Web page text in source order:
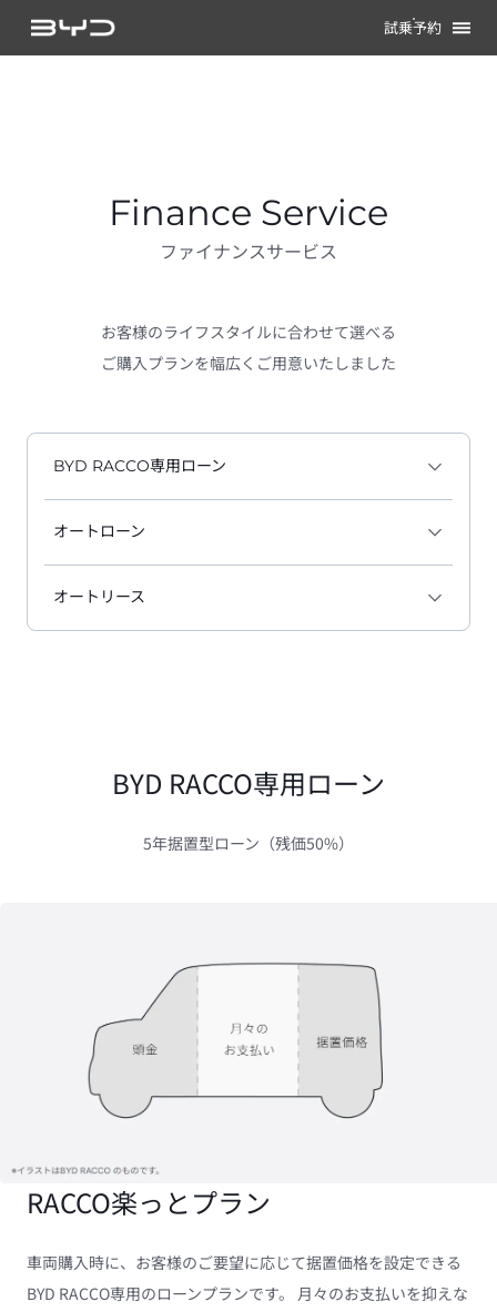
試乗予約
Finance Service
ファイナンスサービス
お客様のライフスタイルに合わせて選べる
ご購入プランを幅広くご用意いたしました
BYD RACCO専用ローン
オートローン
オートリース
BYD RACCO専用ローン
5年据置型ローン（残価50%）
RACCO楽っとプラン
車両購入時に、お客様のご要望に応じて据置価格を設定できる
BYD RACCO専用のローンプランです。 月々のお支払いを抑えな